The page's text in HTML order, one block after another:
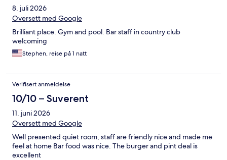
8. juli 2026
Oversett med Google
Brilliant place. Gym and pool. Bar staff in country club
welcoming
Stephen, reise på 1 natt
Verifisert anmeldelse
10/10 – Suverent
11. juni 2026
Oversett med Google
Well presented quiet room, staff are friendly nice and made me
feel at home Bar food was nice. The burger and pint deal is
excellent